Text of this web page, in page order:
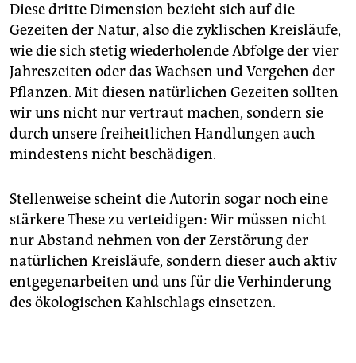
Diese dritte Dimension bezieht sich auf die
Gezeiten der Natur, also die zyklischen Kreisläufe,
wie die sich stetig wiederholende Abfolge der vier
Jahreszeiten oder das Wachsen und Vergehen der
Pflanzen. Mit diesen natürlichen Gezeiten sollten
wir uns nicht nur vertraut machen, sondern sie
durch unsere freiheitlichen Handlungen auch
mindestens nicht beschädigen.
Stellenweise scheint die Autorin sogar noch eine
stärkere These zu verteidigen: Wir müssen nicht
nur Abstand nehmen von der Zerstörung der
natürlichen Kreisläufe, sondern dieser auch aktiv
entgegenarbeiten und uns für die Verhinderung
des ökologischen Kahlschlags einsetzen.